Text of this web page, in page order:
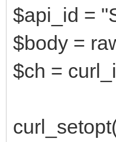
$api_id =
$body =
$ch =